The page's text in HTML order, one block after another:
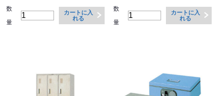
数
量
カートに入
れる
数
量
カートに入
れる